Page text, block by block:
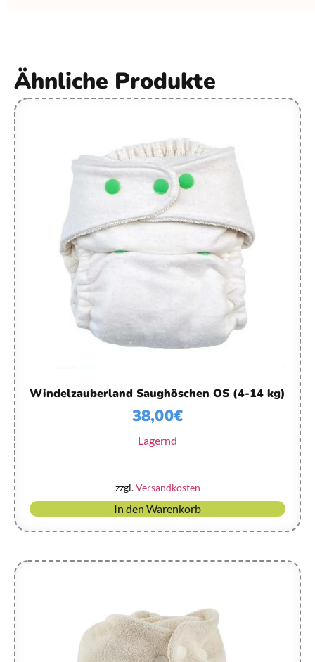
Ähnliche Produkte
Windelzauberland Saughöschen OS (4-14 kg)
38,00€
Lagernd
zzgl.Versandkosten
In den Warenkorb